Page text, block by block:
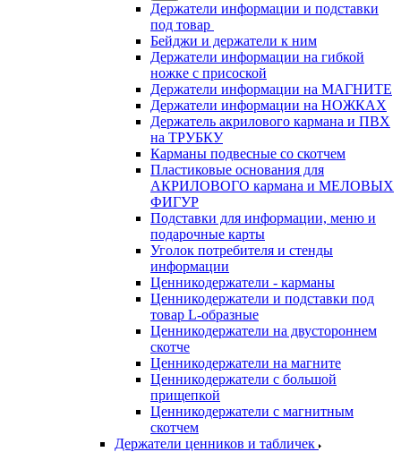
Держатели информации и подставки
под товар
Бейджи и держатели к ним
Держатели информации на гибкой
ножке с присоской
Держатели информации на МАГНИТЕ
Держатели информации на НОЖКАХ
Держатель акрилового кармана и ПВХ
на ТРУБКУ
Карманы подвесные со скотчем
Пластиковые основания для
АКРИЛОВОГО кармана и МЕЛОВЫХ
ФИГУР
Подставки для информации, меню и
подарочные карты
Уголок потребителя и стенды
информации
Ценникодержатели - карманы
Ценникодержатели и подставки под
товар L-образные
Ценникодержатели на двустороннем
скотче
Ценникодержатели на магните
Ценникодержатели с большой
прищепкой
Ценникодержатели с магнитным
скотчем
Держатели ценников и табличек